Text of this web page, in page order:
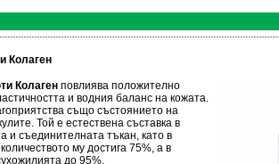
Колаген
Колаген повлиява положително
и водния баланс на кожата.
също състоянието на
Той е естествена съставка в
и съединителната тъкан, като в
му достига 75%, а в
до 95%.